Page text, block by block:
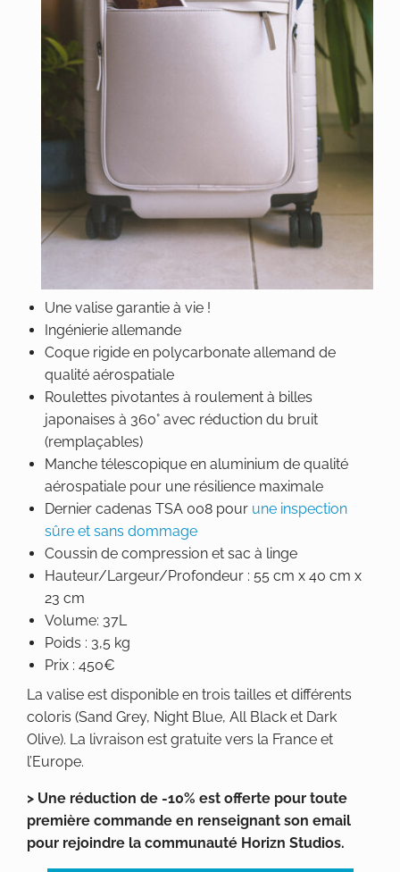
Une valise garantie à vie !
Ingénierie allemande
Coque rigide en polycarbonate allemand de
qualité aérospatiale
Roulettes pivotantes à roulement à billes
japonaises à 360° avec réduction du bruit
(remplaçables)
Manche télescopique en aluminium de qualité
aérospatiale pour une résilience maximale
Dernier cadenas TSA 008 pour une inspection
sûre et sans dommage
Coussin de compression et sac à linge
Hauteur/Largeur/Profondeur : 55 cm x 40 cm x
23 cm
Volume: 37L
Poids : 3,5 kg
Prix : 450€
La valise est disponible en trois tailles et différents
coloris (Sand Grey, Night Blue, All Black et Dark
Olive). La livraison est gratuite vers la France et
l’Europe.
> Une réduction de -10% est offerte pour toute
première commande en renseignant son email
pour rejoindre la communauté Horizn Studios.